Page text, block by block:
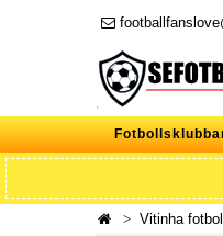
Vitinha